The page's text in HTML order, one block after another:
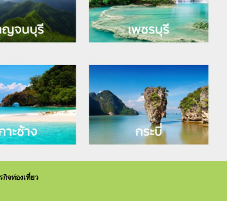
จท่องเที่ยว